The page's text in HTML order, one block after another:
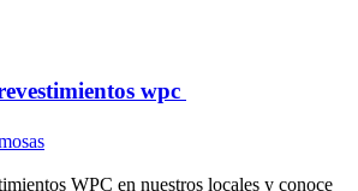
wpc
WPC en nuestros locales y conoce